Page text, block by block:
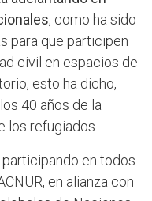
, como ha sido
para que participen
civil en espacios de
esto ha dicho,
40 años de la
los refugiados.
participando en todos
en alianza con